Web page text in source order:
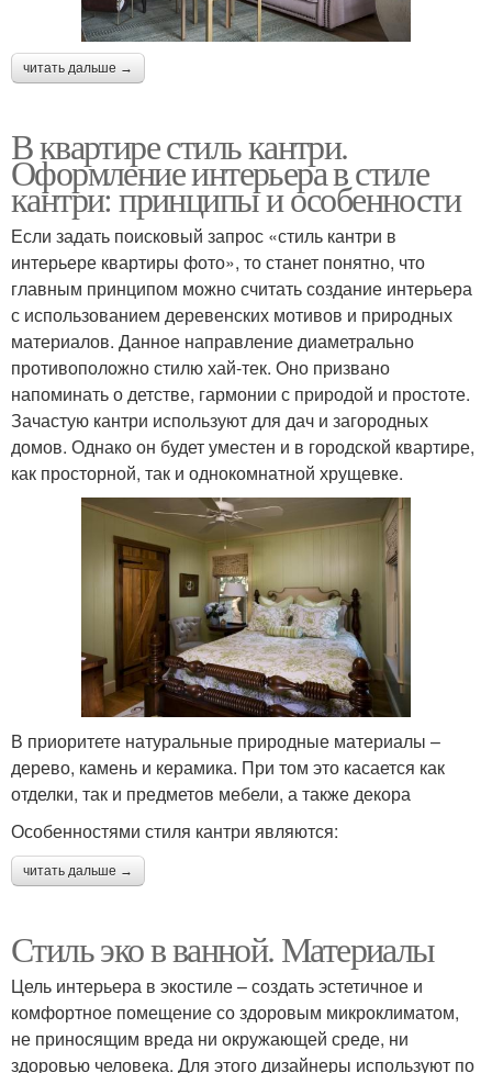
читать дальше →
В квартире стиль кантри.
Оформление интерьера в стиле
кантри: принципы и особенности
Если задать поисковый запрос «стиль кантри в
интерьере квартиры фото», то станет понятно, что
главным принципом можно считать создание интерьера
с использованием деревенских мотивов и природных
материалов. Данное направление диаметрально
противоположно стилю хай-тек. Оно призвано
напоминать о детстве, гармонии с природой и простоте.
Зачастую кантри используют для дач и загородных
домов. Однако он будет уместен и в городской квартире,
как просторной, так и однокомнатной хрущевке.
В приоритете натуральные природные материалы –
дерево, камень и керамика. При том это касается как
отделки, так и предметов мебели, а также декора
Особенностями стиля кантри являются:
читать дальше →
Стиль эко в ванной. Материалы
Цель интерьера в экостиле – создать эстетичное и
комфортное помещение со здоровым микроклиматом,
не приносящим вреда ни окружающей среде, ни
здоровью человека. Для этого дизайнеры используют по